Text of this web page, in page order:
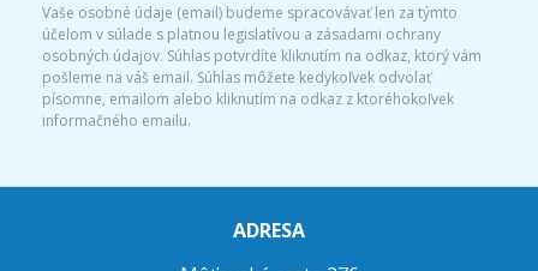
Vaše osobné údaje (email) budeme spracovávať len za týmto
účelom v súlade s platnou legislatívou a zásadami ochrany
osobných údajov. Súhlas potvrdíte kliknutím na odkaz, ktorý vám
pošleme na váš email. Súhlas môžete kedykoľvek odvolať
písomne, emailom alebo kliknutím na odkaz z ktoréhokoľvek
informačného emailu.
ADRESA